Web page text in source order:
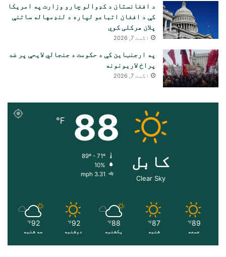
د افغانستان د کډوالو چارو وزارت په امریکا
کې د افغان اتباعو لپاره د لنډمهاله ساتنې
پلان هرکلی کوي
اگست 7, 2026
په ارجنټاین کې د حکومت د جنجالي لایحې پر ضد
پراخ لاریونونه
اگست 7, 2026
کابل
Clear Sky
88
℉
10%
3.31 mph
89
℉
جمعه
87
℉
شنبه
88
℉
یکشنبه
92
℉
دوشنبه
92
℉
سه شنبه